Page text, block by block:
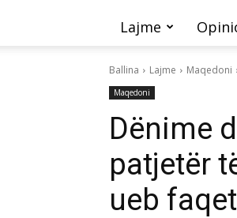
Lajme
Ballina Lajme Maqedoni
Maqedoni
Dënime
patjetër
ueb faqet